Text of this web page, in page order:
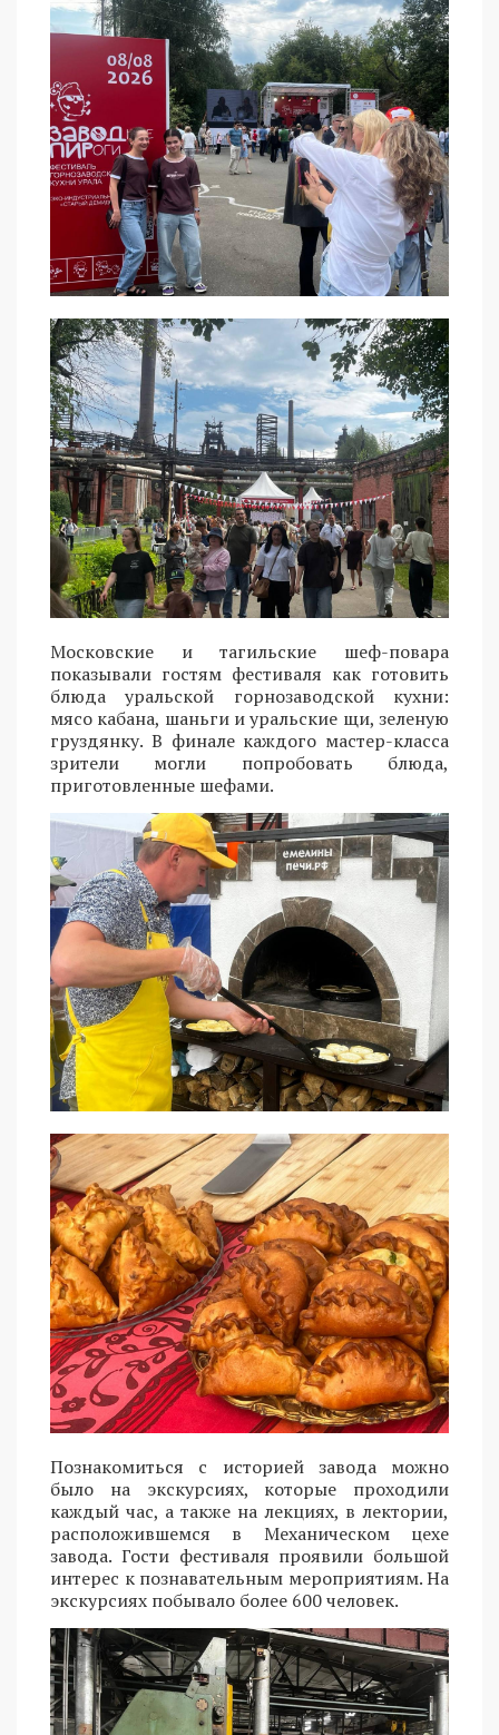
Московские и тагильские шеф-повара
показывали гостям фестиваля как готовить
блюда уральской горнозаводской кухни:
мясо кабана, шаньги и уральские щи, зеленую
груздянку. В финале каждого мастер-класса
зрители могли попробовать блюда,
приготовленные шефами.
Познакомиться с историей завода можно
было на экскурсиях, которые проходили
каждый час, а также на лекциях, в лектории,
расположившемся в Механическом цехе
завода. Гости фестиваля проявили большой
интерес к познавательным мероприятиям. На
экскурсиях побывало более 600 человек.